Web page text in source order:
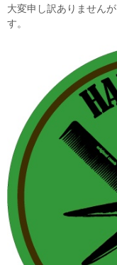
大変申し訳ありません
す。